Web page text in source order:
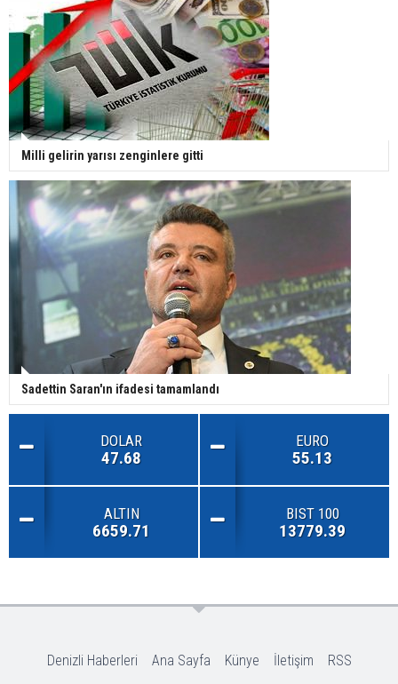
Milli gelirin yarısı zenginlere gitti
Sadettin Saran'ın ifadesi tamamlandı
DOLAR
47.68
EURO
55.13
ALTIN
6659.71
BIST 100
13779.39
Denizli Haberleri Ana Sayfa Künye İletişim RSS